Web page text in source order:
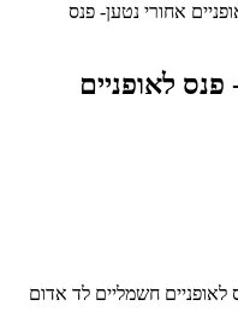
אחורי נטען- פנס
פנס לאופניים
לאופניים חשמליים לד אדום